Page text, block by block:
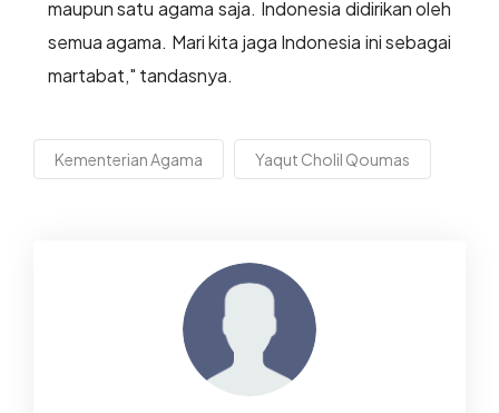
maupun satu agama saja. Indonesia didirikan oleh
semua agama. Mari kita jaga Indonesia ini sebagai
martabat," tandasnya.
Kementerian Agama Yaqut Cholil Qoumas